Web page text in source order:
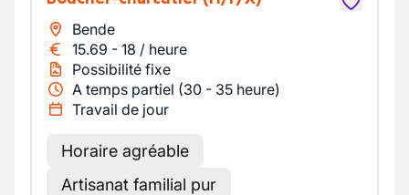
Bende
15.69 - 18 / heure
Possibilité fixe
A temps partiel (30 - 35 heure)
Travail de jour
Horaire agréable
Artisanat familial pur